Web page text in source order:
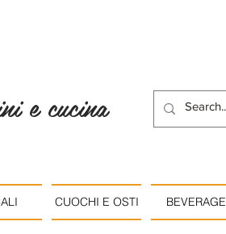
e cucina
CUOCHI E OSTI BEVERAGE